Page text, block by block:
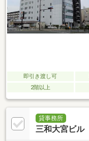
即引き渡し可
2階以上
貸事務所
三和大宮ビル